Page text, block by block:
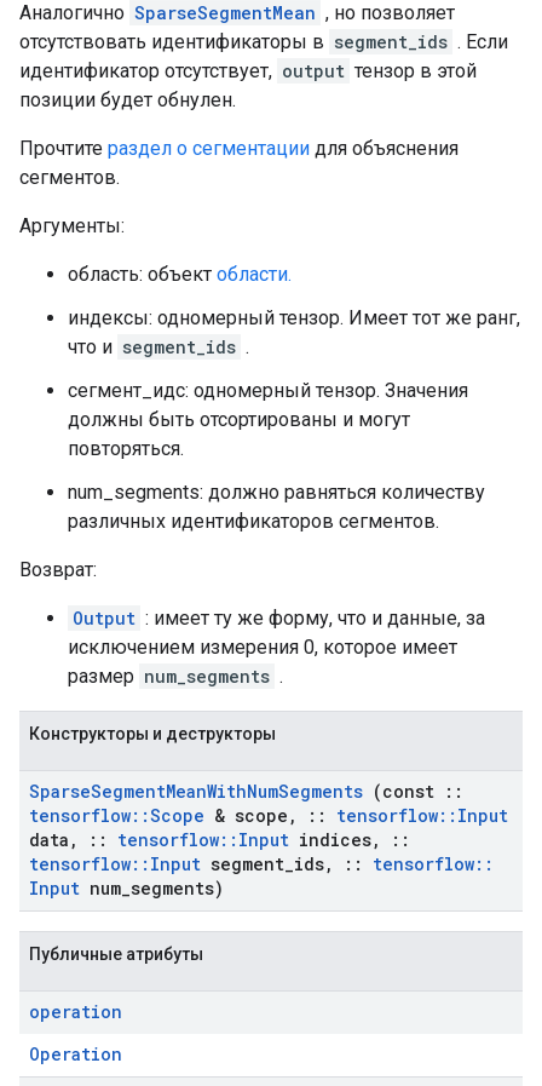
Аналогично SparseSegmentMean , но позволяет
отсутствовать идентификаторы в segment_ids . Если
идентификатор отсутствует, output тензор в этой
позиции будет обнулен.
Прочтите раздел о сегментации для объяснения
сегментов.
Аргументы:
область: объект области.
индексы: одномерный тензор. Имеет тот же ранг,
что и segment_ids .
сегмент_идс: одномерный тензор. Значения
должны быть отсортированы и могут
повторяться.
num_segments: должно равняться количеству
различных идентификаторов сегментов.
Возврат:
Output : имеет ту же форму, что и данные, за
исключением измерения 0, которое имеет
размер num_segments .
Конструкторы и деструкторы
SparseSegmentMeanWithNumSegments (const ::
tensorflow::Scope & scope , :: tensorflow:: Input
data , :: tensorflow:: Input indices,
::
tensorflow:: Input segment ids, :: tensorflow::
Input num segments)
Публичные атрибуты
operation
Operation